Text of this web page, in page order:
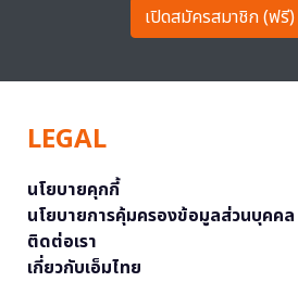
เปิดสมัครสมาชิก (ฟรี)
LEGAL
นโยบายคุกกี้
นโยบายการคุ้มครองข้อมูลส่วนบุคคล
ติดต่อเรา
เกี่ยวกับเอ็มไทย